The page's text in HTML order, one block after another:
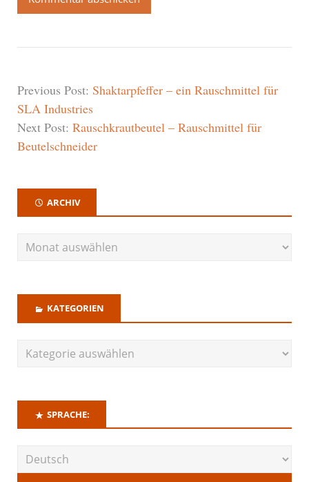
Previous Post: Shaktarpfeffer – ein Rauschmittel für
SLA Industries
Next Post: Rauschkrautbeutel – Rauschmittel für
Beutelschneider
ARCHIV
KATEGORIEN
SPRACHE: